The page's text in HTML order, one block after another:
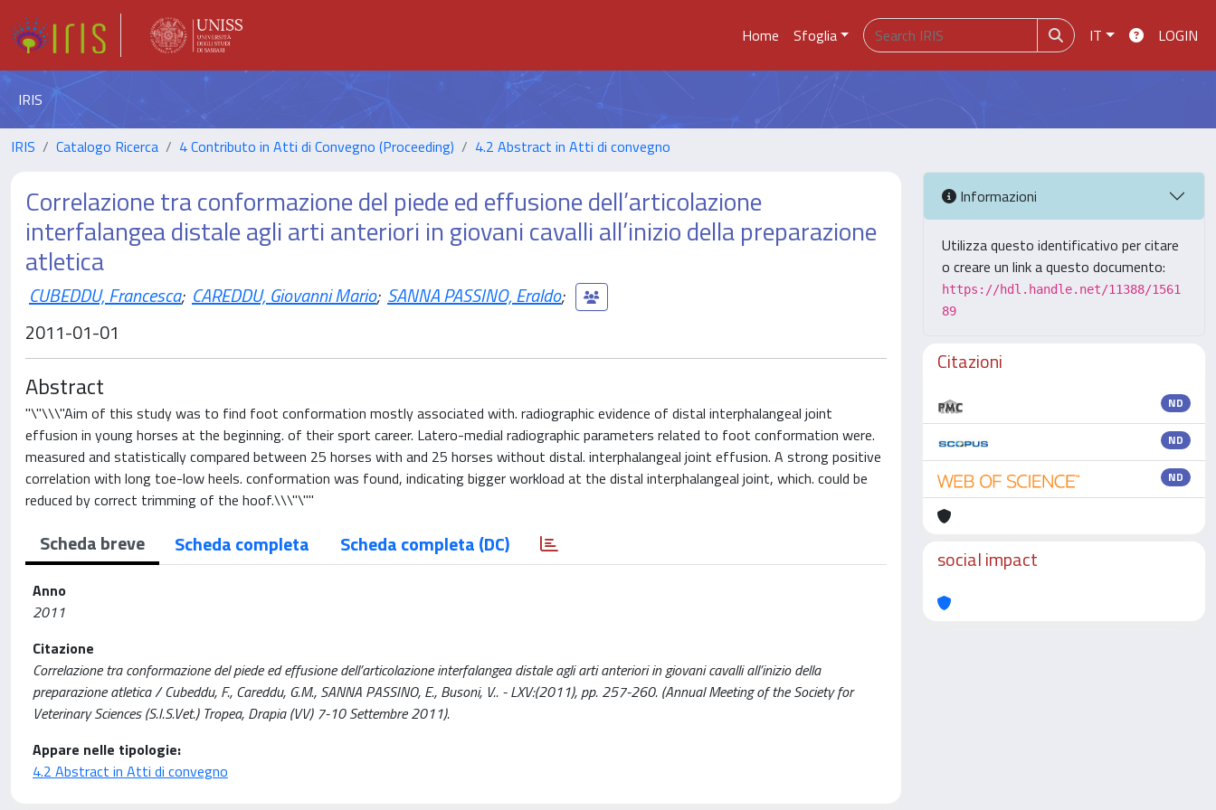
Home Sfoglia IT LOGIN
IRIS
IRIS Catalogo Ricerca 4 Contributo in Atti di Convegno (Proceeding) 4.2 Abstract in Atti di convegno
Correlazione tra conformazione del piede ed effusione dell’articolazione
interfalangea distale agli arti anteriori in giovani cavalli all’inizio della preparazione
atletica
CUBEDDU, Francesca; CAREDDU, Giovanni Mario; SANNA PASSINO, Eraldo;
2011-01-01
Abstract
"\"\\\"Aim of this study was to find foot conformation mostly associated with. radiographic evidence of distal interphalangeal joint
effusion in young horses at the beginning. of their sport career. Latero-medial radiographic parameters related to foot conformation were.
measured and statistically compared between 25 horses with and 25 horses without distal. interphalangeal joint effusion. A strong positive
correlation with long toe-low heels. conformation was found, indicating bigger workload at the distal interphalangeal joint, which. could be
reduced by correct trimming of the hoof.\\\"\""
Scheda breve Scheda completa Scheda completa (DC)
Anno
2011
Citazione
Correlazione tra conformazione del piede ed effusione dell’articolazione interfalangea distale agli arti anteriori in giovani cavalli all’inizio della
preparazione atletica / Cubeddu, F., Careddu, G.M., SANNA PASSINO, E., Busoni, V.. - LXV:(2011), pp. 257-260. (Annual Meeting of the Society for
Veterinary Sciences (S.I.S.Vet.) Tropea, Drapia (VV) 7-10 Settembre 2011).
Appare nelle tipologie:
4.2 Abstract in Atti di convegno
Informazioni
Utilizza questo identificativo per citare
o creare un link a questo documento:
https://hdl.handle.net/11388/1561
89
Citazioni
ND
ND
ND
social impact